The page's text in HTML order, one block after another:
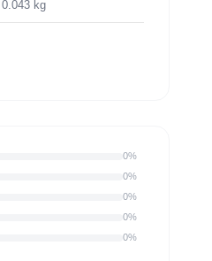
0.043 kg
0%
0%
0%
0%
0%